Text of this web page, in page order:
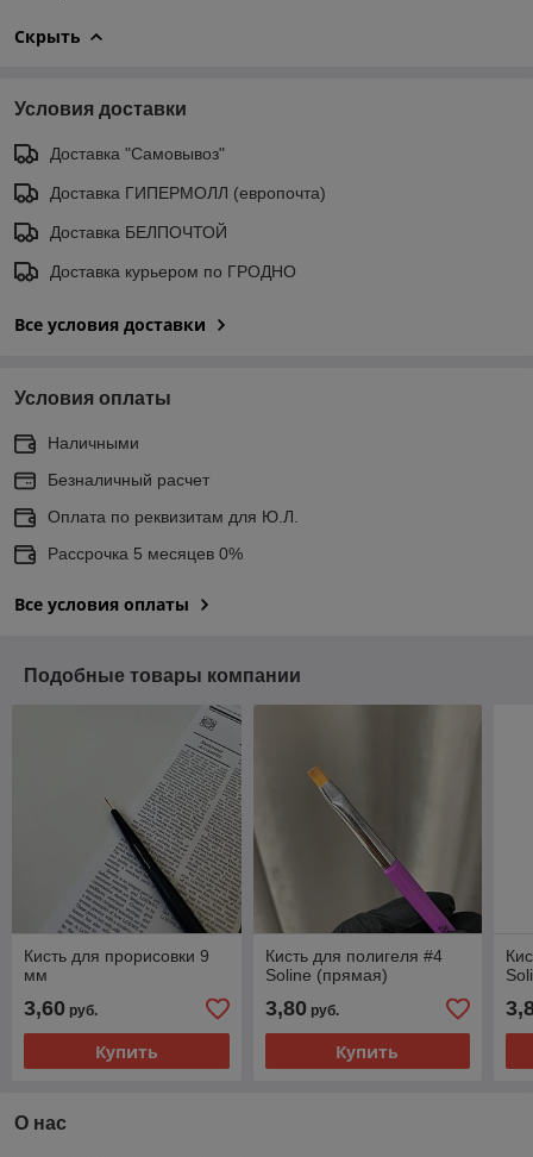
Скрыть
Условия доставки
Доставка "Самовывоз"
Доставка ГИПЕРМОЛЛ (европочта)
Доставка БЕЛПОЧТОЙ
Доставка курьером по ГРОДНО
Все условия доставки
Условия оплаты
Наличными
Безналичный расчет
Оплата по реквизитам для Ю.Л.
Рассрочка 5 месяцев 0%
Все условия оплаты
Подобные товары компании
Кисть для прорисовки 9
мм
3,60 руб.
Купить
Кисть для полигеля #4
Soline (прямая)
3,80руб.
Купить
О нас